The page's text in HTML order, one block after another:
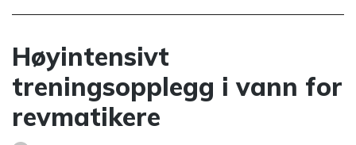
Høyintensivt
treningsopplegg i vann for
revmatikere